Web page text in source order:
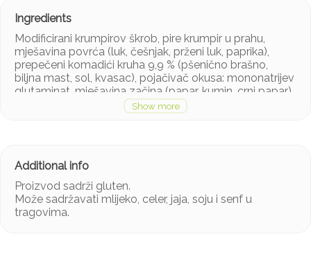
Modificirani krumpirov škrob, pire krumpir u prahu,
mješavina povrća (luk, češnjak, prženi luk, paprika),
prepečeni komadići kruha 9,9 % (pšenično brašno,
biljna mast, sol, kvasac), pojačivač okusa: mononatrijev
glutaminat, mješavina začina (papar, kumin, crni papar),
jodirana sol, biljna mast, maltodekstrin, ekstrakt kvasca,
aroma, mažuran, aroma dima.
Proizvod sadrži gluten.
Može sadržavati mlijeko, celer, jaja, soju i senf u
tragovima.